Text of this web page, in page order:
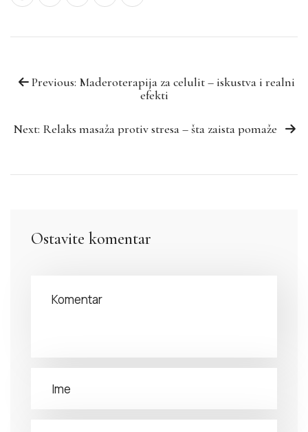
Previous: Maderoterapija za celulit – iskustva i realni
efekti
Next: Relaks masaža protiv stresa – šta zaista pomaže
Ostavite komentar